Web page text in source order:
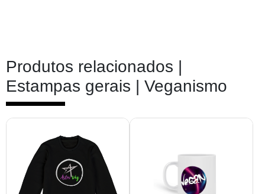
Produtos relacionados |
Estampas gerais | Veganismo